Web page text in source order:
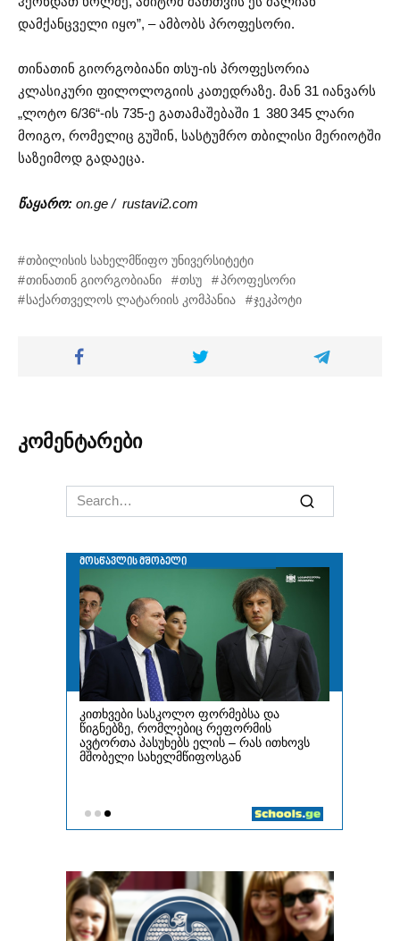
დამქანცველი იყო”, – ამბობს პროფესორი.
თინათინ გიორგობიანი თსუ-ის პროფესორია
კლასიკური ფილოლოგიის კათედრაზე. მან 31 იანვარს
„ლოტო 6/36“-ის 735-ე გათამაშებაში 1 380 345 ლარი
მოიგო, რომელიც გუშინ, სასტუმრო თბილისი მერიოტში
საზეიმოდ გადაეცა.
წაყარო: on.ge / rustavi2.com
თბილისის სახელმწიფო უნივერსიტეტი
თინათინ გიორგობიანი
თსუ
პროფესორი
საქართველოს ლატარიის კომპანია
ჯეკპოტი
კომენტარები
Search
for: